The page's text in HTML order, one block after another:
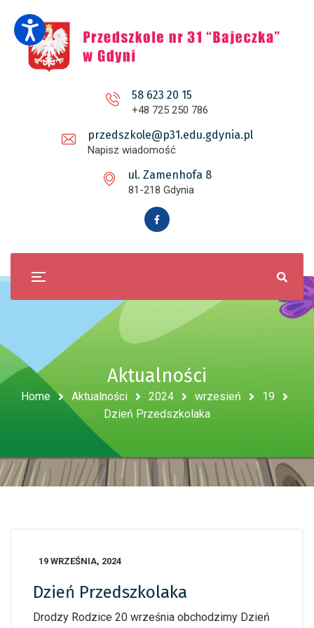
58 623 20 15
+48 725 250 786
przedszkole@p31.edu.gdynia.pl
Napisz wiadomość
ul. Zamenhofa 8
81-218 Gdynia
Aktualności
Home Aktualności 2024 wrzesień
19
Dzień Przedszkolaka
19 WRZEŚNIA, 2024
Dzień Przedszkolaka
Drodzy Rodzice 20 września obchodzimy Dzień